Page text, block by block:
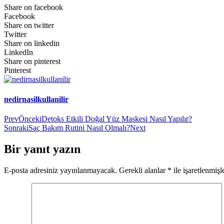
Share on facebook
Facebook
Share on twitter
Twitter
Share on linkedin
LinkedIn
Share on pinterest
Pinterest
nedirnasilkullanilir
PrevÖncekiDetoks Etkili Doğal Yüz Maskesi Nasıl Yapılır?
SonrakiSaç Bakım Rutini Nasıl Olmalı?Next
Bir yanıt yazın
E-posta adresiniz yayınlanmayacak. Gerekli alanlar * ile